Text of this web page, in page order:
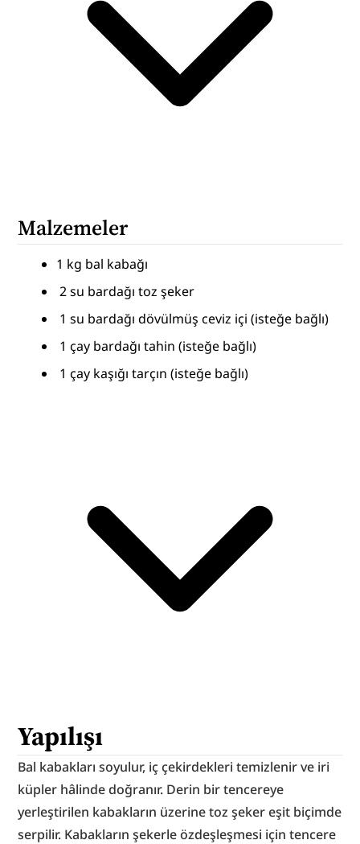
Malzemeler
1 kg bal kabağı
2 su bardağı toz şeker
1 su bardağı dövülmüş ceviz içi (isteğe bağlı)
1 çay bardağı tahin (isteğe bağlı)
1 çay kaşığı tarçın (isteğe bağlı)
Yapılışı
Bal kabakları soyulur, iç çekirdekleri temizlenir ve iri
küpler hâlinde doğranır. Derin bir tencereye
yerleştirilen kabakların üzerine toz şeker eşit biçimde
serpilir. Kabakların şekerle özdeşleşmesi için tencere